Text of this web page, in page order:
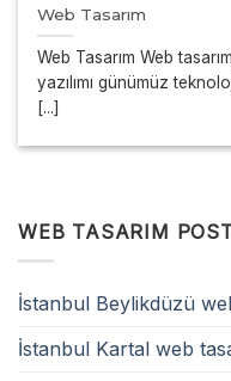
Web Tasarım
Web Tasarım Web
yazılımı günümüz
[...]
WEB TASARIM
İstanbul Beylikdüzü
İstanbul Kartal web